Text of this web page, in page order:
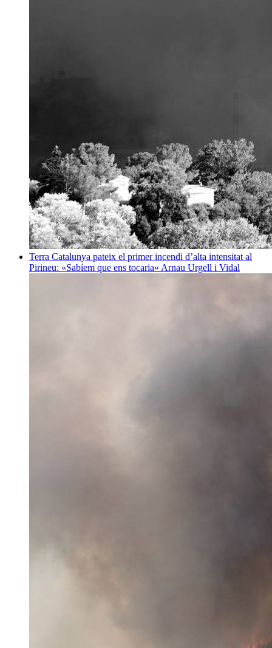
Terra Catalunya pateix el primer incendi d’alta intensitat al
Pirineu: «Sabíem que ens tocaria» Arnau Urgell i Vidal